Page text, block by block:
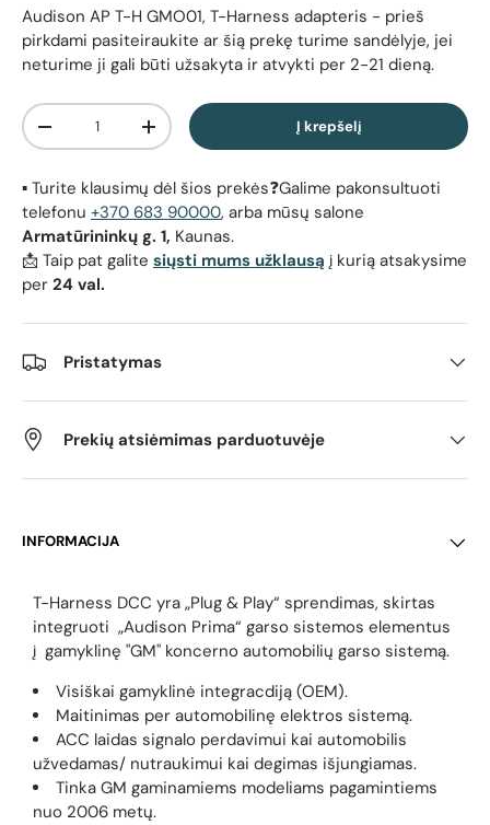
Audison AP T-H GMO01, T-Harness adapteris - prieš
pirkdami pasiteiraukite ar šią prekę turime sandėlyje, jei
neturime ji gali būti užsakyta ir atvykti per 2-21 dieną.
Kiekis
Sumažinti kiekįPadidinti kiekį Į krepšelį
▪️ Turite klausimų dėl šios prekės❓Galime pakonsultuoti
telefonu +370 683 90000, arba mūsų salone
Armatūrininkų g. 1, Kaunas.
📩 Taip pat galite siųsti mums užklausą į kurią atsakysime
per 24 val.
Pristatymas
Prekių atsiėmimas parduotuvėje
INFORMACIJA
T-Harness DCC yra „Plug & Play“ sprendimas, skirtas
integruoti „Audison Prima“ garso sistemos elementus
į gamyklinę "GM" koncerno automobilių garso sistemą.
Visiškai gamyklinė integracdiją (OEM).
Maitinimas per automobilinę elektros sistemą.
ACC laidas signalo perdavimui kai automobilis
užvedamas/ nutraukimui kai degimas išjungiamas.
Tinka GM gaminamiems modeliams pagamintiems
nuo 2006 metų.